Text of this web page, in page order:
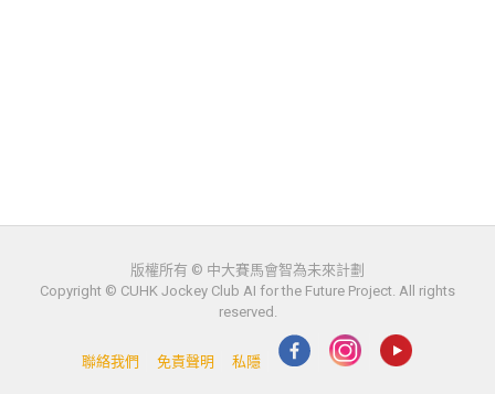
版權所有 © 中大賽馬會智為未來計劃
Copyright © CUHK Jockey Club AI for the Future Project. All rights
reserved.
聯絡我們 免責聲明 私隱